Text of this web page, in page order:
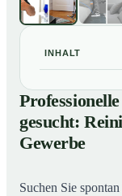
INHALT
01
Reinigung in
So einfach
gesucht:
Gewerbe
Suchen Sie